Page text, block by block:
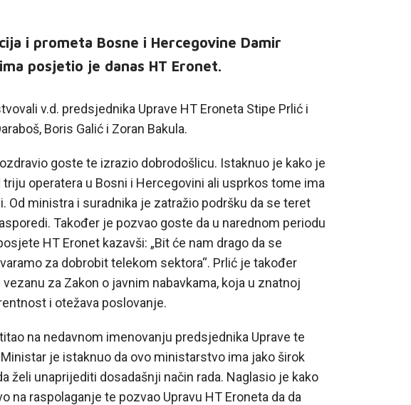
i prometa Bosne i Hercegovine Damir
posjetio je danas HT Eronet.
v.d. predsjednika Uprave HT Eroneta Stipe Prlić i
Boris Galić i Zoran Bakula.
goste te izrazio dobrodošlicu. Istaknuo je kako je
operatera u Bosni i Hercegovini ali usprkos tome ima
Od ministra i suradnika je zatražio podršku da se teret
Također je pozvao goste da u narednom periodu
HT Eronet kazavši: „Bit će nam drago da se
za dobrobit telekom sektora“. Prlić je također
za Zakon o javnim nabavkama, koja u znatnoj
i otežava poslovanje.
na nedavnom imenovanju predsjednika Uprave te
je istaknuo da ovo ministarstvo ima jako širok
želi unaprijediti dosadašnji način rada. Naglasio je kako
na raspolaganje te pozvao Upravu HT Eroneta da da